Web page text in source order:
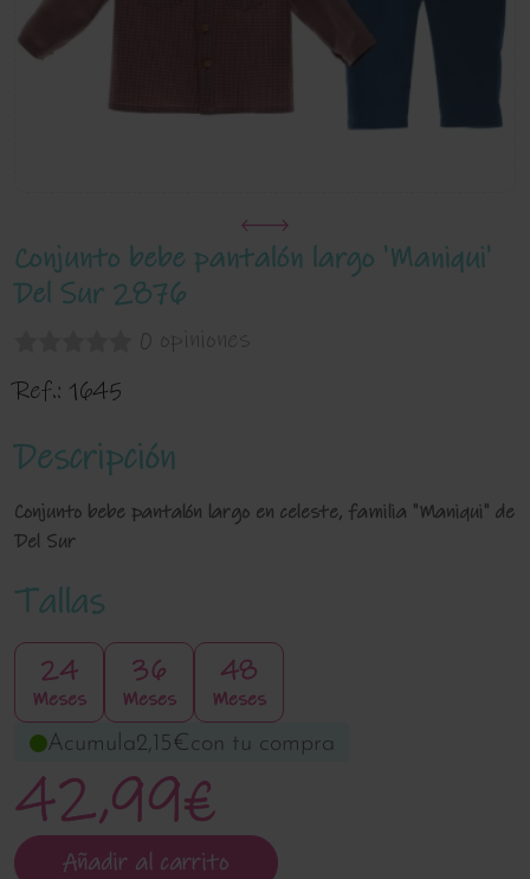
Conjunto bebe pantalón largo 'Maniqui'
Del Sur 2876
0 opiniones
Ref.: 1645
Descripción
Conjunto bebe pantalón largo en celeste, familia "Maniqui" de
Del Sur
Tallas
24
Meses
36
Meses
48
Meses
Acumula2,15€ con tu compra
42,99€
Añadir al carrito